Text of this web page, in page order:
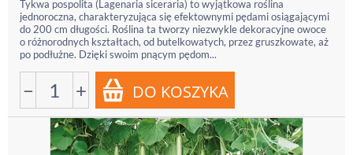
Tykwa pospolita (Lagenaria siceraria) to wyjątkowa roślina
jednoroczna, charakteryzująca się efektownymi pędami osiągającymi
do 200 cm długości. Roślina ta tworzy niezwykle dekoracyjne owoce
o różnorodnych kształtach, od butelkowatych, przez gruszkowate, aż
po podłużne. Dzięki swoim pnącym pędom...
− +